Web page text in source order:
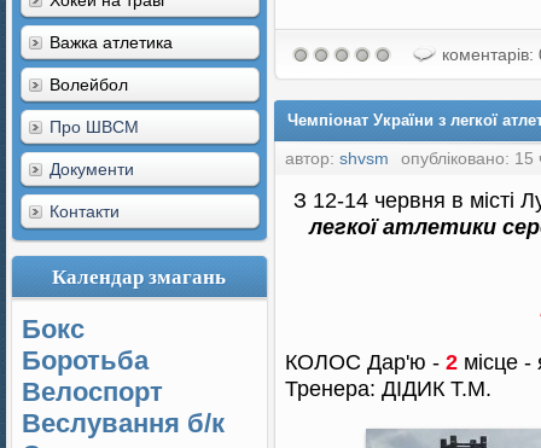
Важка атлетика
Волейбол
Про ШВСМ
Документи
Контакти
Календар змагань
Бокс
Боротьба
Велоспорт
Веслування б/к
коментарів:
Чемпіонат України з легкої
автор: shvsm опубліковано:
З 12-14 червня в місті
легкої атлетики
КОЛОС Дар'ю - 2 місце -
Тренера: ДІДИК Т.М.